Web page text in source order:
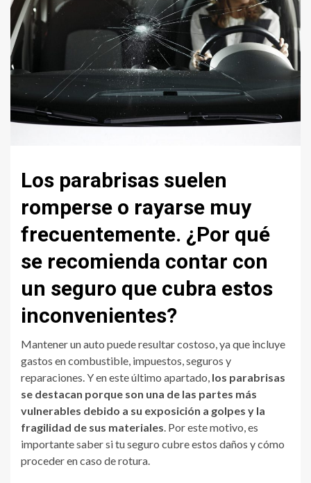
Los parabrisas suelen
romperse o rayarse muy
frecuentemente. ¿Por qué
se recomienda contar con
un seguro que cubra estos
inconvenientes?
Mantener un auto puede resultar costoso, ya que incluye
gastos en combustible, impuestos, seguros y
reparaciones. Y en este último apartado, los parabrisas
se destacan porque son una de las partes más
vulnerables debido a su exposición a golpes y la
fragilidad de sus materiales. Por este motivo, es
importante saber si tu seguro cubre estos daños y cómo
proceder en caso de rotura.